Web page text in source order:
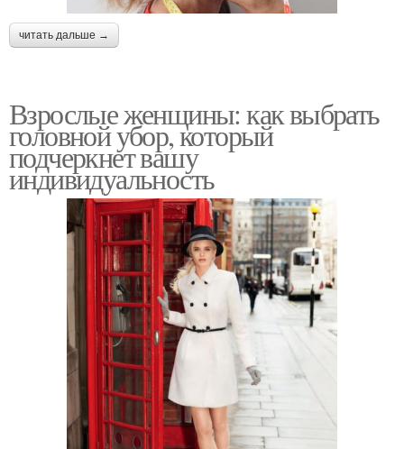
читать дальше →
Взрослые женщины: как выбрать
головной убор, который
подчеркнет вашу
индивидуальность